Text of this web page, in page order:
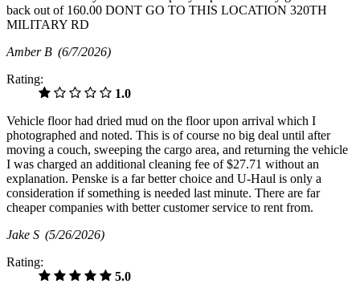
back out of 160.00 DONT GO TO THIS LOCATION 320TH
MILITARY RD
Amber B (6/7/2026)
Rating:
1.0
Vehicle floor had dried mud on the floor upon arrival which I
photographed and noted. This is of course no big deal until after
moving a couch, sweeping the cargo area, and returning the vehicle
I was charged an additional cleaning fee of $27.71 without an
explanation. Penske is a far better choice and U-Haul is only a
consideration if something is needed last minute. There are far
cheaper companies with better customer service to rent from.
Jake S (5/26/2026)
Rating:
5.0